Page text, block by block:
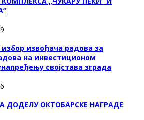
избор извођача радова за
на инвестиционом
својстава зграда
ДОДЕЛУ ОКТOБАРСКЕ НАГРАДЕ